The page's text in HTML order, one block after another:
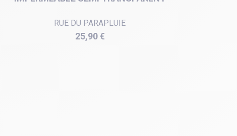
RUE DU PARAPLUIE
Prix
25,90 €